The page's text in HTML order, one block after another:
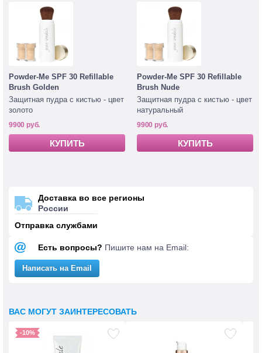
Powder-Me SPF 30 Refillable
Brush Golden
Защитная пудра с кистью - цвет
золото
9900 руб.
КУПИТЬ
Powder-Me SPF 30 Refillable
Brush Nude
Защитная пудра с кистью - цвет
натуральный
9900 руб.
КУПИТЬ
Доставка во все регионы
России
Отправка службами
Есть вопросы? Пишите нам на Email:
Написать на Email
ВАС МОГУТ ЗАИНТЕРЕСОВАТЬ
-10%